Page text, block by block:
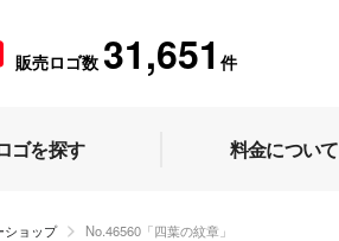
販売ロゴ数 31,651 件
ゴを探す 料金について
ショップ No.46560「四葉の紋章」